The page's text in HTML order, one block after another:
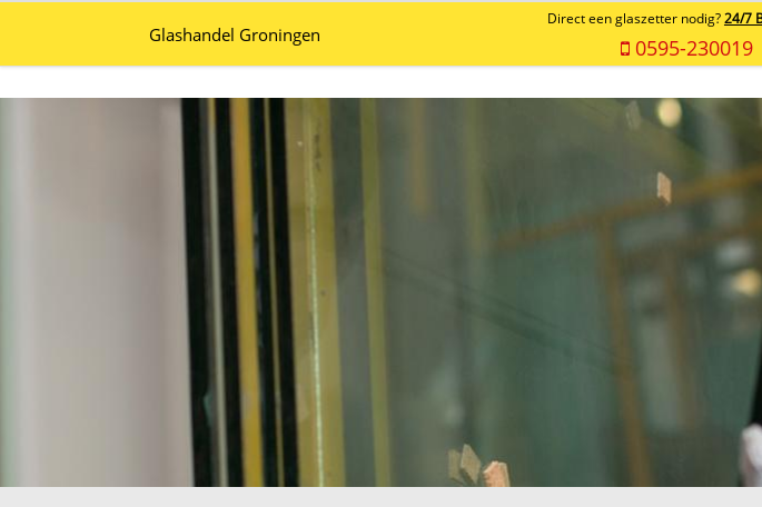
Glashandel Groningen
Direct een glaszetter nodig? 24/7
0595-230019